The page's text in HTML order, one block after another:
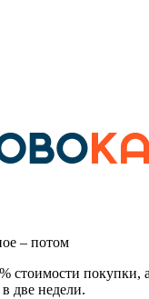
– потом
стоимости покупки,
две недели.